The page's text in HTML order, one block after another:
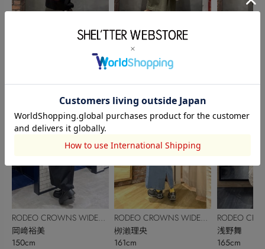
RODEO CROWNS WIDE
RODEO CROWNS WIDE
BOWL
岡﨑裕美
150cm
RODEO CROWNS WIDE
BOWL
Tsubasa
158cm
RODEO CROWNS WIDE
BOWL
栁瀨理央
161cm
RODEO
BOWL
浅野舞
165cm